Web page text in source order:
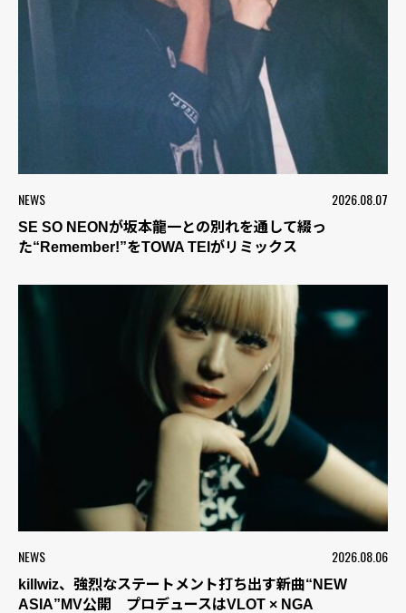
NEWS 2026.08.07
SE SO NEONが坂本龍一との別れを通して綴っ
た“Remember!”をTOWA TEIがリミックス
NEWS 2026.08.06
killwiz、強烈なステートメント打ち出す新曲“NEW
ASIA”MV公開 プロデュースはVLOT × NGA